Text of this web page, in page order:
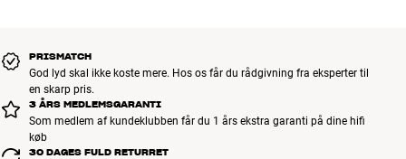
PRISMATCH
God lyd skal ikke koste mere. Hos os får du rådgivning fra eksperter til
en skarp pris.
3 ÅRS MEDLEMSGARANTI
Som medlem af kundeklubben får du 1 års ekstra garanti på dine hifi
køb
30 DAGES FULD RETURRET